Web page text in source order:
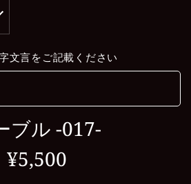
文言をご記載ください
ブル -017-
¥5,500